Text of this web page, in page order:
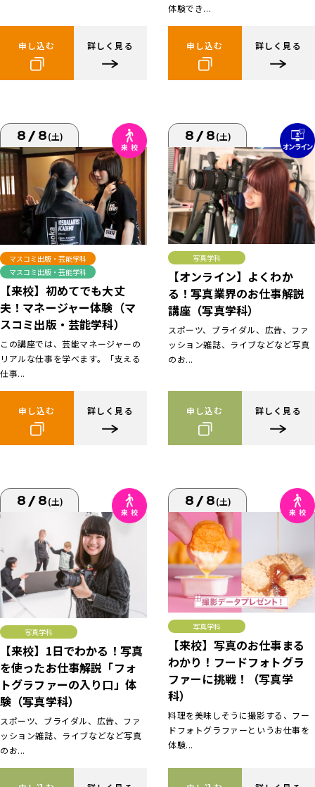
申し込む 詳しく見る
体験でき...
申し込む 詳しく見る
8/8(土)
マスコミ出版・芸能学科
マスコミ出版・芸能学科
【来校】初めてでも大丈
夫！マネージャー体験（マ
スコミ出版・芸能学科）
この講座では、芸能マネージャーの
リアルな仕事を学べます。「支える
仕事...
申し込む 詳しく見る
8/8(土)
写真学科
【オンライン】よくわか
る！写真業界のお仕事解説
講座（写真学科）
スポーツ、ブライダル、広告、ファ
ッション雑誌、ライブなどなど写真
のお...
申し込む 詳しく見る
8/8(土)
写真学科
【来校】1日でわかる！写真
を使ったお仕事解説「フォ
トグラファーの入り口」体
験（写真学科）
スポーツ、ブライダル、広告、ファ
ッション雑誌、ライブなどなど写真
のお...
8/8(土)
写真学科
【来校】写真のお仕事まる
わかり！フードフォトグラ
ファーに挑戦！（写真学
科）
料理を美味しそうに撮影する、フー
ドフォトグラファーというお仕事を
体験...